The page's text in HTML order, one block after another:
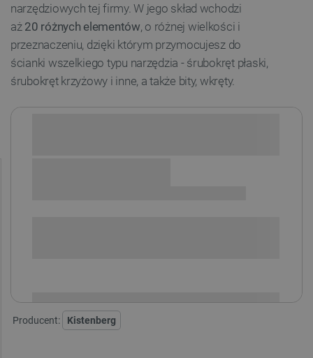
narzędziowych tej firmy. W jego skład wchodzi
aż 20 różnych elementów, o różnej wielkości i
przeznaczeniu, dzięki którym przymocujesz do
ścianki wszelkiego typu narzędzia - śrubokręt płaski,
śrubokręt krzyżowy i inne, a także bity, wkręty.
Producent: Kistenberg